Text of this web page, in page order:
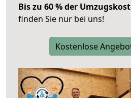
Bis zu 60 % der
finden Sie nur bei uns!
Kostenlose